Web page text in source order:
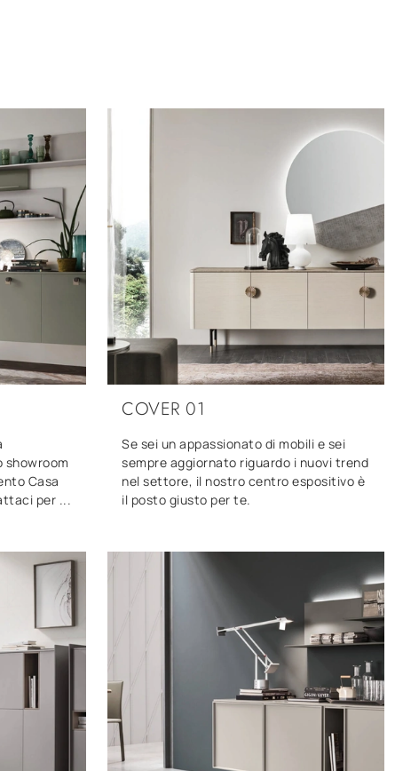
showroom
Casa
per ...
COVER 01
Se sei un appassionato di mobili e sei
sempre aggiornato riguardo i nuovi trend
nel settore, il nostro centro espositivo è
il posto giusto per te.